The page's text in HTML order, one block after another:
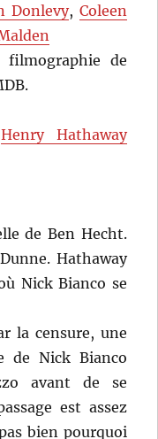
Donlevy, Coleen
de
Henry Hathaway
de Ben Hecht.
Hathaway
Nick Bianco se
la censure, une
de Nick Bianco
avant de se
est assez
bien pourquoi